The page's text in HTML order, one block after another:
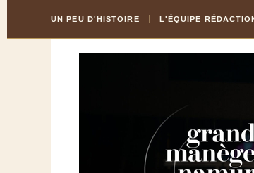
Content
la
UN PEU D'HISTOIRE L'ÉQUIPE